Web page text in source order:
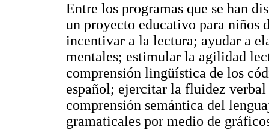
Entre los programas que se han
un proyecto educativo para niños
incentivar a la lectura; ayudar a
mentales; estimular la agilidad
comprensión lingüística de los
español; ejercitar la fluidez
comprensión semántica del
gramaticales por medio de